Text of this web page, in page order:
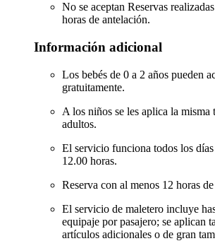
No se aceptan Reservas
horas de antelación.
Información adicional
Los bebés de 0 a 2 años pueden
gratuitamente.
A los niños se les aplica la misma
adultos.
El servicio funciona todos los
12.00 horas.
Reserva con al menos 12 horas
El servicio de maletero incluye
equipaje por pasajero; se aplican
artículos adicionales o de gran